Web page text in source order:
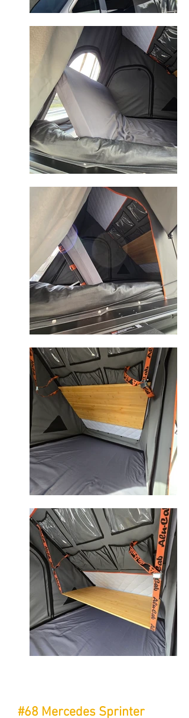
#68 Mercedes Sprinter